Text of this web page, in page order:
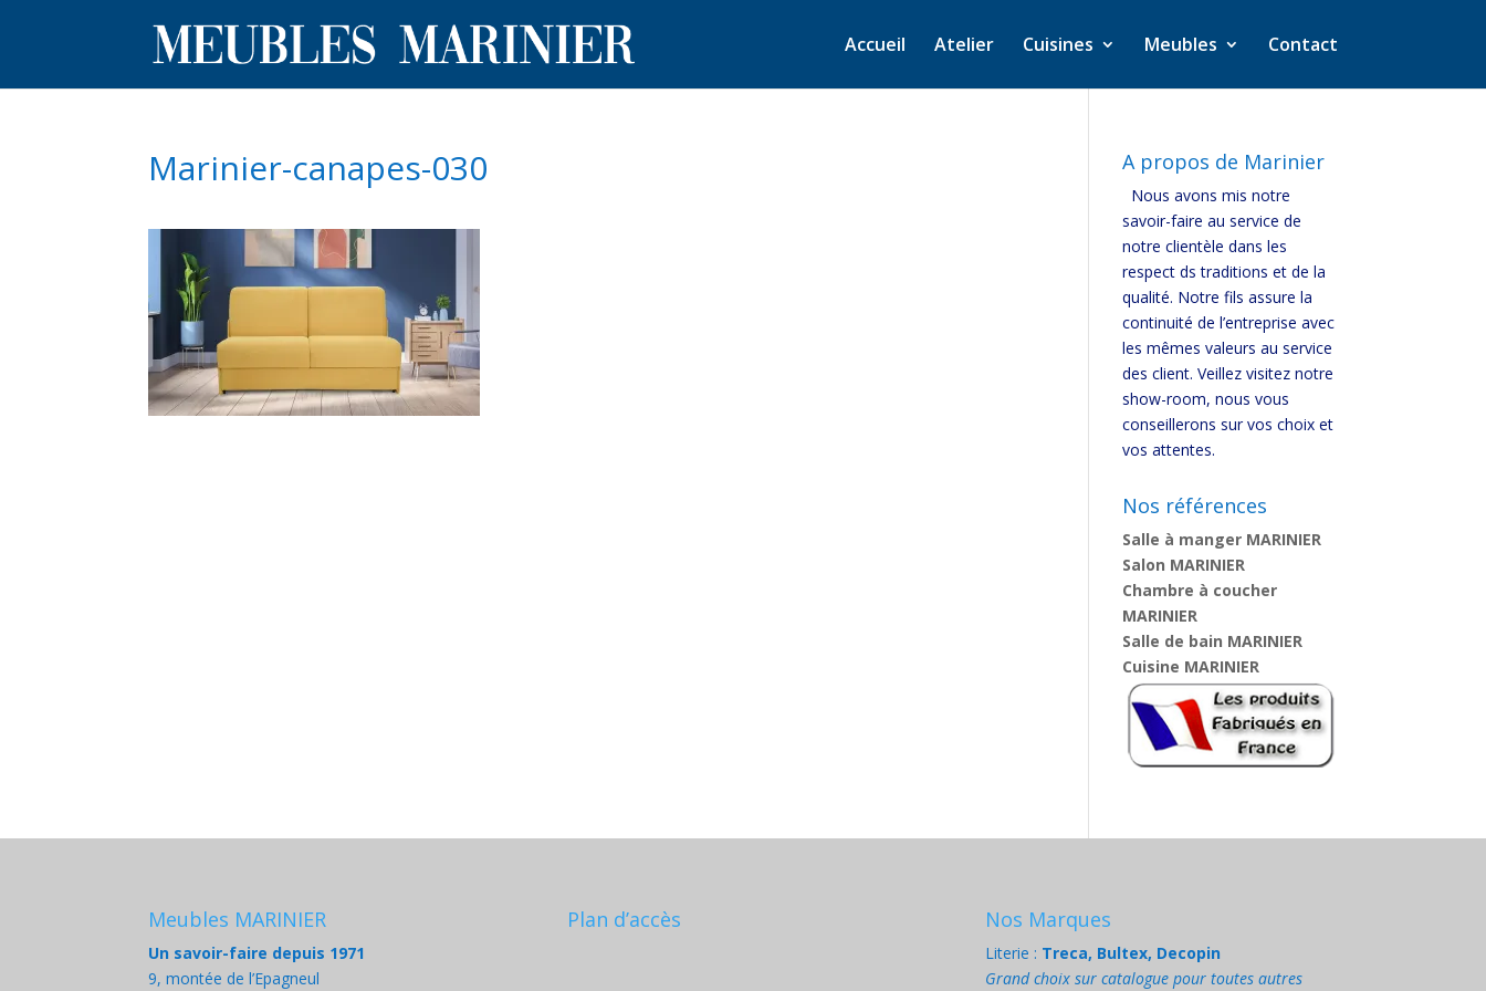
Accueil Atelier Cuisines Meubles Contact
Marinier-canapes-030 A propos de Marinier
Nous avons mis notre
savoir-faire au service de
notre clientèle dans les
respect ds traditions et de la
qualité. Notre fils assure la
continuité de l’entreprise avec
les mêmes valeurs au service
des client. Veillez visitez notre
show-room, nous vous
conseillerons sur vos choix et
vos attentes.
Nos références
Salle à manger MARINIER
Salon MARINIER
Chambre à coucher
MARINIER
Salle de bain MARINIER
Cuisine MARINIER
Meubles MARINIER
Un savoir-faire depuis 1971
9, montée de l’Epagneul
Plan d’accès Nos Marques
Literie : Treca, Bultex, Decopin
Grand choix sur catalogue pour toutes autres